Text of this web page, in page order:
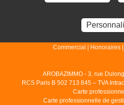
Commercial | Honoraires |
AROBAZIMMO - 3, rue
RCS Paris B 502 713 845 – TVA
Carte
Carte professionnelle de